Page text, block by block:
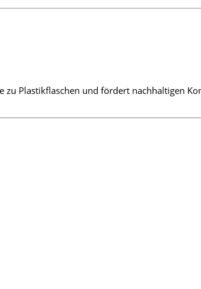
Plastikflaschen und fördert nachhaltigen